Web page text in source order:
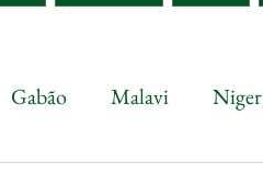
Gabão Malavi Niger